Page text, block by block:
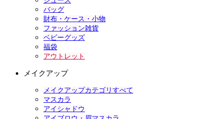
バッグ
財布・ケース・小物
ファッション雑貨
ベビーグッズ
福袋
アウトレット
メイクアップ
メイクアップカテゴリすべて
マスカラ
アイシャドウ